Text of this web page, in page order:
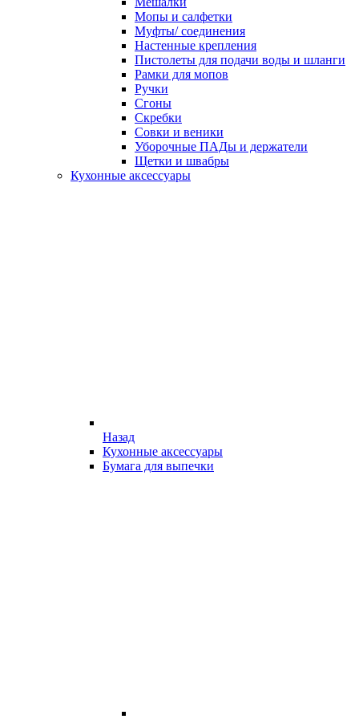
Мопы и салфетки
Муфты/ соединения
Настенные крепления
Пистолеты для подачи воды и шланги
Рамки для мопов
Ручки
Сгоны
Скребки
Совки и веники
Уборочные ПАДы и держатели
Щетки и швабры
Кухонные аксессуары
Назад
Кухонные аксессуары
Бумага для выпечки